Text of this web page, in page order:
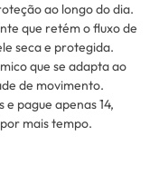
ao longo do dia.
que retém o fluxo de
seca e protegida.
que se adapta ao
de movimento.
e pague apenas 14,
mais tempo.